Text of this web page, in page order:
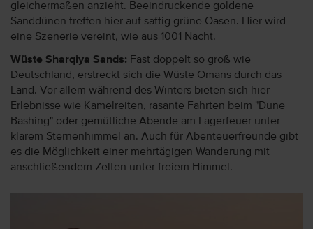
gleichermaßen anzieht. Beeindruckende goldene
Sanddünen treffen hier auf saftig grüne Oasen. Hier wird
eine Szenerie vereint, wie aus 1001 Nacht.
Wüste Sharqiya Sands: Fast doppelt so groß wie
Deutschland, erstreckt sich die Wüste Omans durch das
Land. Vor allem während des Winters bieten sich hier
Erlebnisse wie Kamelreiten, rasante Fahrten beim "Dune
Bashing" oder gemütliche Abende am Lagerfeuer unter
klarem Sternenhimmel an. Auch für Abenteuerfreunde gibt
es die Möglichkeit einer mehrtägigen Wanderung mit
anschließendem Zelten unter freiem Himmel.